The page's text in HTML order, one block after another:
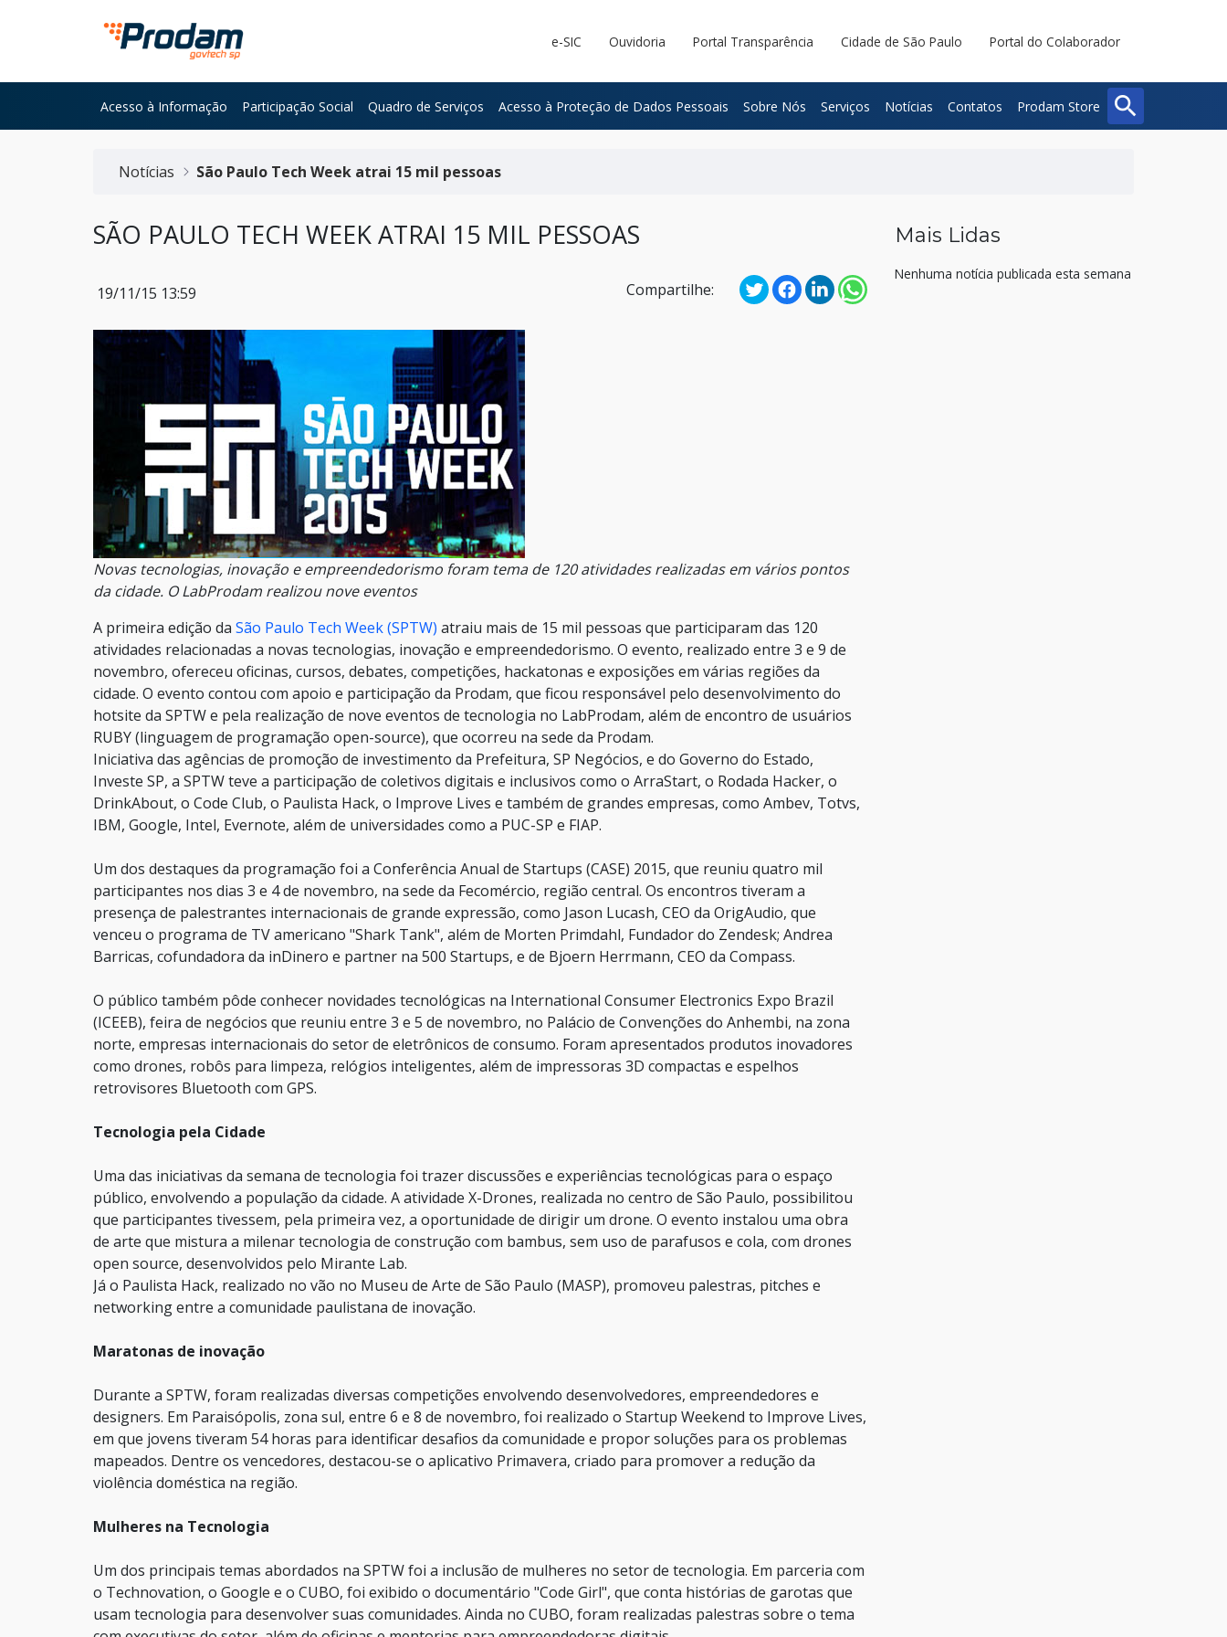
Pular para o Conteúdo principal
e-SIC Ouvidoria Portal Transparência Cidade de São Paulo Portal do Colaborador
Acesso à Informação Participação Social Quadro de Serviços Acesso à Proteção de Dados Pessoais Sobre Nós Serviços Notícias Contatos Prodam Store searchBuscar
Fechar
Notícias
São Paulo Tech Week atrai 15 mil pessoas
SÃO PAULO TECH WEEK ATRAI 15 MIL PESSOAS
19/11/15 13:59 Compartilhe:
Novas tecnologias, inovação e empreendedorismo foram tema de 120 atividades realizadas em vários pontos
da cidade. O LabProdam realizou nove eventos
A primeira edição da São Paulo Tech Week (SPTW) atraiu mais de 15 mil pessoas que participaram das 120
atividades relacionadas a novas tecnologias, inovação e empreendedorismo. O evento, realizado entre 3 e 9 de
novembro, ofereceu oficinas, cursos, debates, competições, hackatonas e exposições em várias regiões da
cidade. O evento contou com apoio e participação da Prodam, que ficou responsável pelo desenvolvimento do
hotsite da SPTW e pela realização de nove eventos de tecnologia no LabProdam, além de encontro de usuários
RUBY (linguagem de programação open-source), que ocorreu na sede da Prodam.
Iniciativa das agências de promoção de investimento da Prefeitura, SP Negócios, e do Governo do Estado,
Investe SP, a SPTW teve a participação de coletivos digitais e inclusivos como o ArraStart, o Rodada Hacker, o
DrinkAbout, o Code Club, o Paulista Hack, o Improve Lives e também de grandes empresas, como Ambev, Totvs,
IBM, Google, Intel, Evernote, além de universidades como a PUC-SP e FIAP.
Um dos destaques da programação foi a Conferência Anual de Startups (CASE) 2015, que reuniu quatro mil
participantes nos dias 3 e 4 de novembro, na sede da Fecomércio, região central. Os encontros tiveram a
presença de palestrantes internacionais de grande expressão, como Jason Lucash, CEO da OrigAudio, que
venceu o programa de TV americano "Shark Tank", além de Morten Primdahl, Fundador do Zendesk; Andrea
Barricas, cofundadora da inDinero e partner na 500 Startups, e de Bjoern Herrmann, CEO da Compass.
O público também pôde conhecer novidades tecnológicas na International Consumer Electronics Expo Brazil
(ICEEB), feira de negócios que reuniu entre 3 e 5 de novembro, no Palácio de Convenções do Anhembi, na zona
norte, empresas internacionais do setor de eletrônicos de consumo. Foram apresentados produtos inovadores
como drones, robôs para limpeza, relógios inteligentes, além de impressoras 3D compactas e espelhos
retrovisores Bluetooth com GPS.
Tecnologia pela Cidade
Uma das iniciativas da semana de tecnologia foi trazer discussões e experiências tecnológicas para o espaço
público, envolvendo a população da cidade. A atividade X-Drones, realizada no centro de São Paulo, possibilitou
que participantes tivessem, pela primeira vez, a oportunidade de dirigir um drone. O evento instalou uma obra
de arte que mistura a milenar tecnologia de construção com bambus, sem uso de parafusos e cola, com drones
open source, desenvolvidos pelo Mirante Lab.
Já o Paulista Hack, realizado no vão no Museu de Arte de São Paulo (MASP), promoveu palestras, pitches e
networking entre a comunidade paulistana de inovação.
Maratonas de inovação
Durante a SPTW, foram realizadas diversas competições envolvendo desenvolvedores, empreendedores e
designers. Em Paraisópolis, zona sul, entre 6 e 8 de novembro, foi realizado o Startup Weekend to Improve Lives,
em que jovens tiveram 54 horas para identificar desafios da comunidade e propor soluções para os problemas
mapeados. Dentre os vencedores, destacou-se o aplicativo Primavera, criado para promover a redução da
violência doméstica na região.
Mulheres na Tecnologia
Um dos principais temas abordados na SPTW foi a inclusão de mulheres no setor de tecnologia. Em parceria com
o Technovation, o Google e o CUBO, foi exibido o documentário "Code Girl", que conta histórias de garotas que
usam tecnologia para desenvolver suas comunidades. Ainda no CUBO, foram realizadas palestras sobre o tema
Mais Lidas
Nenhuma notícia publicada esta semana